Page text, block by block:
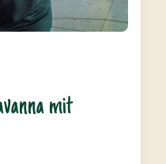
mit